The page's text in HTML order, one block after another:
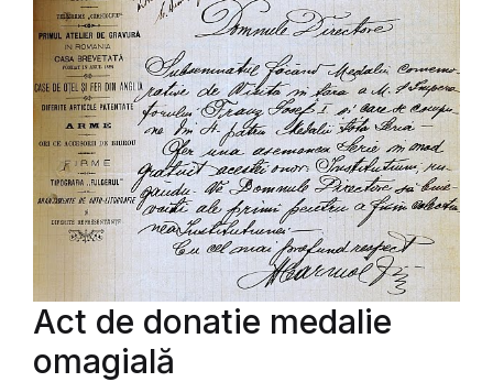
Act de donatie medalie
omagială